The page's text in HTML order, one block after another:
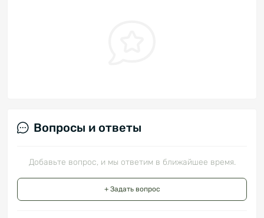
Вопросы и ответы
Добавьте вопрос, и мы ответим в ближайшее время.
+ Задать вопрос